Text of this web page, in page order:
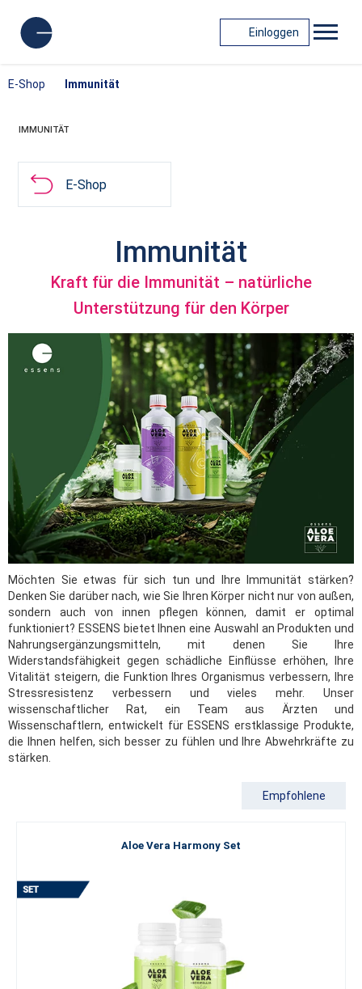
Einloggen
E-Shop Immunität
IMMUNITÄT
E-Shop
Immunität
Kraft für die Immunität – natürliche
Unterstützung für den Körper
Möchten Sie etwas für sich tun und Ihre Immunität stärken?
Denken Sie darüber nach, wie Sie Ihren Körper nicht nur von außen,
sondern auch von innen pflegen können, damit er optimal
funktioniert? ESSENS bietet Ihnen eine Auswahl an Produkten und
Nahrungsergänzungsmitteln, mit denen Sie Ihre
Widerstandsfähigkeit gegen schädliche Einflüsse erhöhen, Ihre
Vitalität steigern, die Funktion Ihres Organismus verbessern, Ihre
Stressresistenz verbessern und vieles mehr. Unser
wissenschaftlicher Rat, ein Team aus Ärzten und
Wissenschaftlern, entwickelt für ESSENS erstklassige Produkte,
die Ihnen helfen, sich besser zu fühlen und Ihre Abwehrkräfte zu
stärken.
Empfohlene
Aloe Vera Harmony Set